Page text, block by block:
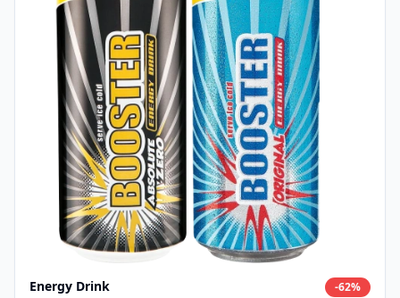
Energy Drink -62%